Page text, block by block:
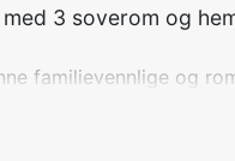
3 soverom og
familievennlige og
et avslappende